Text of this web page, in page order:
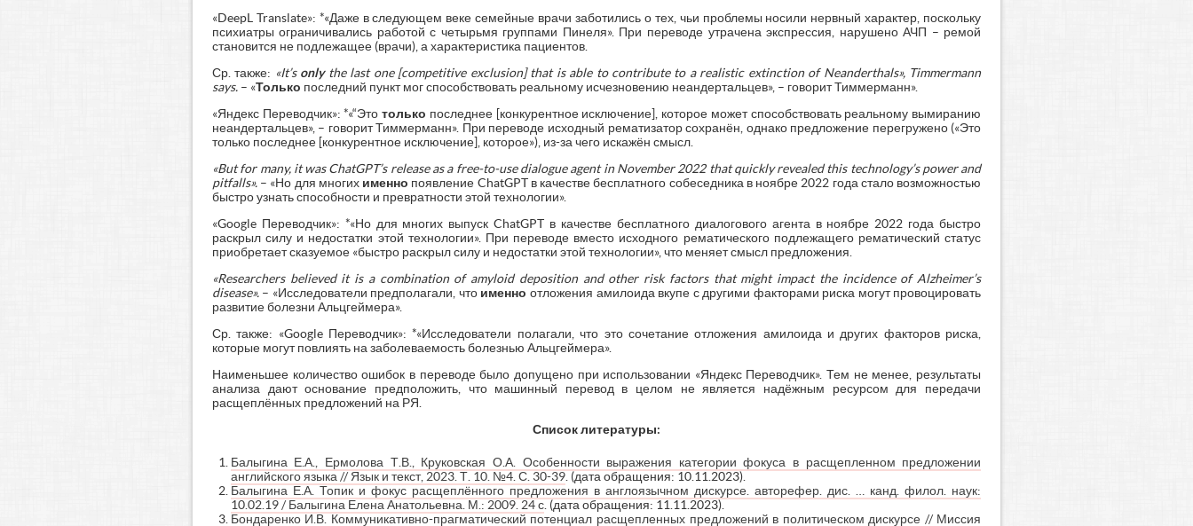
«DeepL Translate»: *«Даже в следующем веке семейные врачи заботились о тех, чьи проблемы носили нервный характер, поскольку
психиатры ограничивались работой с четырьмя группами Пинеля». При переводе утрачена экспрессия, нарушено АЧП – ремой
становится не подлежащее (врачи), а характеристика пациентов.
Ср. также: «It’s only the last one [competitive exclusion]that is able to contribute to a realistic extinction of Neanderthals», Timmermann
says.– «Только последний пункт мог способствовать реальному исчезновению неандертальцев», – говорит Тиммерманн».
«Яндекс Переводчик»: *«“Этотолько последнее [конкурентное исключение], которое может способствовать реальному вымиранию
неандертальцев», – говорит Тиммерманн». При переводе исходный рематизатор сохранён, однако предложение перегружено («Это
только последнее [конкурентное исключение], которое»), из-за чего искажён смысл.
«Butfor many, itwasChatGPT’s releaseasa free-to-usedialogueagentinNovember 2022 thatquicklyrevealedthis technology’spowerand
pitfalls».– «Но для многих именно появление ChatGPT в качестве бесплатного собеседника в ноябре 2022 года стало возможностью
быстро узнать способности и превратности этой технологии».
«Google Переводчик»: *«Но для многих выпуск ChatGPT в качестве бесплатного диалогового агента в ноябре 2022 года быстро
раскрыл силу и недостатки этой технологии». При переводе вместо исходного рематического подлежащего рематический статус
приобретает сказуемое «быстро раскрыл силу и недостатки этой технологии», что меняет смысл предложения.
«Researchers believed it is a combination of amyloid deposition and other risk factors that might impact the incidence of Alzheimer’s
disease».– «Исследователи предполагали, что именно отложения амилоида вкупе с другими факторами риска могут провоцировать
развитие болезни Альцгеймера».
Ср. также: «Google Переводчик»: *«Исследователи полагали, что это сочетание отложения амилоида и других факторов риска,
которые могут повлиять на заболеваемость болезнью Альцгеймера».
Наименьшее количество ошибок в переводе было допущено при использовании «Яндекс Переводчик». Тем не менее, результаты
анализа дают основание предположить, что машинный перевод в целом не является надёжным ресурсом для передачи
расщеплённых предложений на РЯ.
Список литературы:
Балыгина Е.А., Ермолова Т.В., Круковская О.А. Особенности выражения категории фокуса в расщепленном предложении
английского языка // Язык и текст, 2023. Т. 10. №4. С. 30-39. (дата обращения: 10.11.2023).
Балыгина Е.А. Топик и фокус расщеплённого предложения в англоязычном дискурсе. авторефер. дис. … канд. филол. наук:
10.02.19 / Балыгина Елена Анатольевна. М.: 2009. 24 с. (дата обращения: 11.11.2023).
Бондаренко И.В. Коммуникативно-прагматический потенциал расщепленных предложений в политическом дискурсе // Миссия